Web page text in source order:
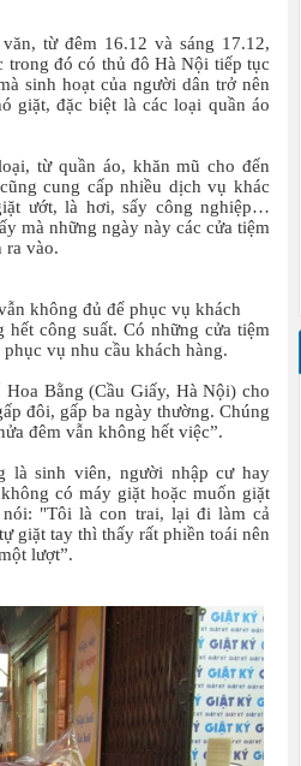
từ đêm 16.12 và sáng 17.12,
trong đó có thủ đô Hà Nội tiếp tục
sinh hoạt của người dân trở nên
giặt, đặc biệt là các loại quần áo
từ quần áo, khăn mũ cho đến
cung cấp nhiều dịch vụ khác
ướt, là hơi, sấy công nghiệp…
mà những ngày này các cửa tiệm
ra vào.
không đủ để phục vụ khách
công suất. Có những cửa tiệm
vụ nhu cầu khách hàng.
Bằng (Cầu Giấy, Hà Nội) cho
đôi, gấp ba ngày thường. Chúng
đêm vẫn không hết việc”.
là sinh viên, người nhập cư hay
có máy giặt hoặc muốn giặt
"Tôi là con trai, lại đi làm cả
giặt tay thì thấy rất phiền toái nên
lượt”.